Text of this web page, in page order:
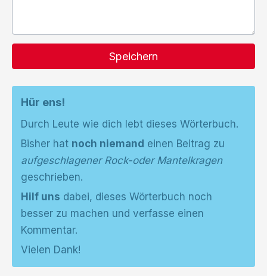
Speichern
Hür ens!
Durch Leute wie dich lebt dieses Wörterbuch.
Bisher hat noch niemand einen Beitrag zu
aufgeschlagener Rock-oder Mantelkragen
geschrieben.
Hilf uns dabei, dieses Wörterbuch noch
besser zu machen und verfasse einen
Kommentar.
Vielen Dank!